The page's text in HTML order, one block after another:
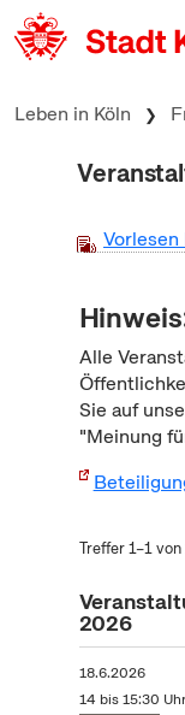
zum Inhalt springen
Leben in Köln
Vorlesen
Alle
Sie auf
"Meinung
Treffer 1–1 von
2026
18.6.2026
14 bis 15:30 Uhr